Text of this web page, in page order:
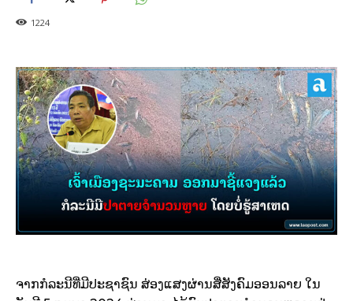
1224
ຈາກກໍລະນີທີ່ມີປະຊາຊົນ ສ່ອງແສງຜ່ານສື່ສັງຄົມອອນລາຍ ໃນ